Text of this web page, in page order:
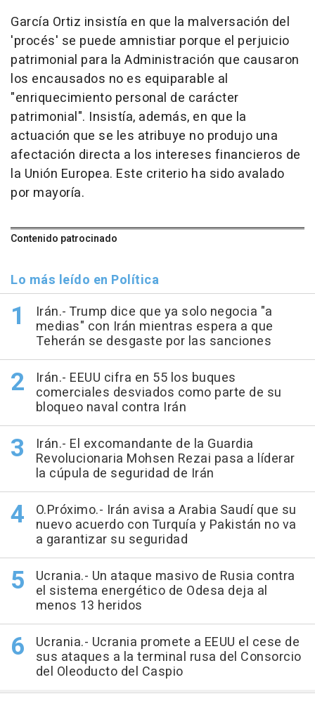
García Ortiz insistía en que la malversación del
'procés' se puede amnistiar porque el perjuicio
patrimonial para la Administración que causaron
los encausados no es equiparable al
"enriquecimiento personal de carácter
patrimonial". Insistía, además, en que la
actuación que se les atribuye no produjo una
afectación directa a los intereses financieros de
la Unión Europea. Este criterio ha sido avalado
por mayoría.
Contenido patrocinado
Lo más leído en Política
Irán.- Trump dice que ya solo negocia "a
medias" con Irán mientras espera a que
Teherán se desgaste por las sanciones
Irán.- EEUU cifra en 55 los buques
comerciales desviados como parte de su
bloqueo naval contra Irán
Irán.- El excomandante de la Guardia
Revolucionaria Mohsen Rezai pasa a líderar
la cúpula de seguridad de Irán
O.Próximo.- Irán avisa a Arabia Saudí que su
nuevo acuerdo con Turquía y Pakistán no va
a garantizar su seguridad
Ucrania.- Un ataque masivo de Rusia contra
el sistema energético de Odesa deja al
menos 13 heridos
Ucrania.- Ucrania promete a EEUU el cese de
sus ataques a la terminal rusa del Consorcio
del Oleoducto del Caspio